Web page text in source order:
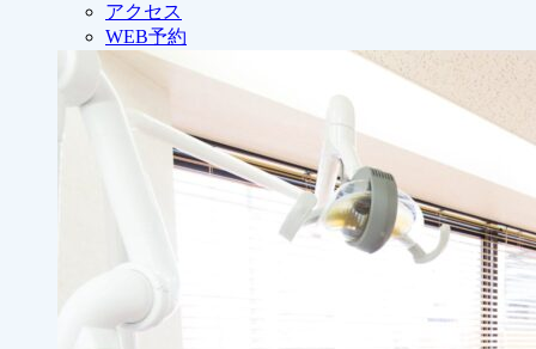
アクセス
WEB予約